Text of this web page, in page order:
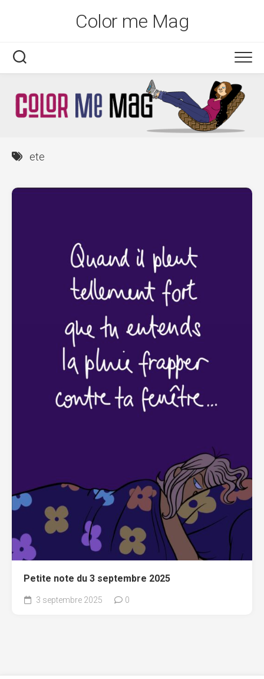
Color me Mag
ete
Petite note du 3 septembre 2025
3 septembre 2025 0